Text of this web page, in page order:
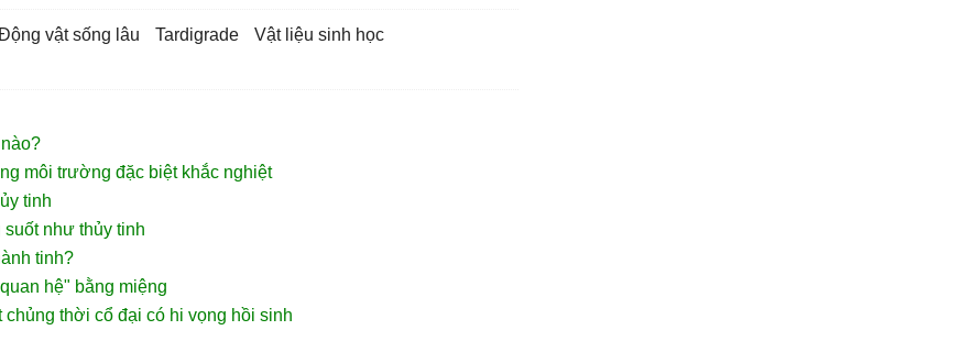
động vật sống lâu tardigrade
vật liệu sinh học
môi trường đặc biệt khắc nghiệt
tinh
suốt như thủy tinh
tinh?
hệ" bằng miệng
chủng thời cổ đại có hi vọng hồi sinh